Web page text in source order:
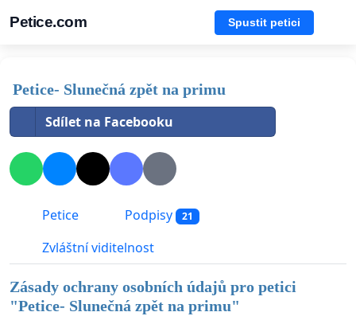
Petice.com Spustit petici
Petice- Slunečná zpět na primu
Sdílet na Facebooku
Petice Podpisy 21
Zvláštní viditelnost
Zásady ochrany osobních údajů pro petici
"Petice- Slunečná zpět na primu"